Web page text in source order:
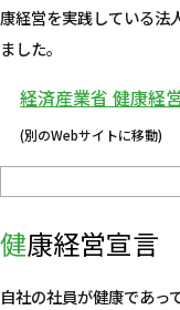
康経営を実践している法
ました。
経済産業省 健康経
健康経営宣言
自社の社員が健康であっ